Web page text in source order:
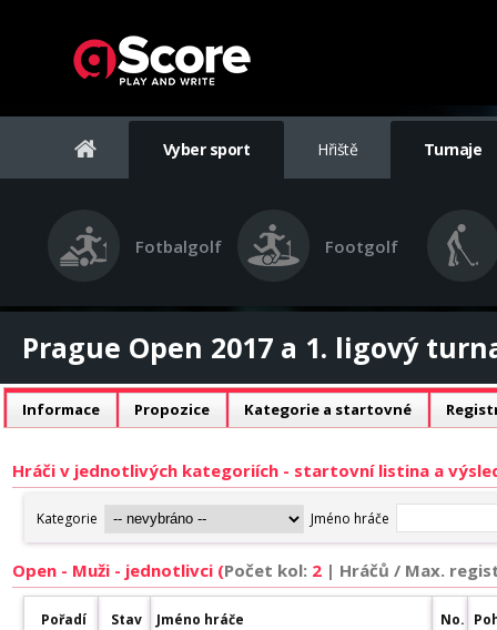
Vyber sport Hřiště Turnaje
Fotbalgolf Footgolf
Prague Open 2017 a 1. ligový
Informace Propozice Kategorie a startovné
Hráči v jednotlivých kategoriích - startovní listina a
Open - Muži - jednotlivci (Počet kol: 2 | Hráčů / Max.
Pořadí Stav Jméno hráče No.